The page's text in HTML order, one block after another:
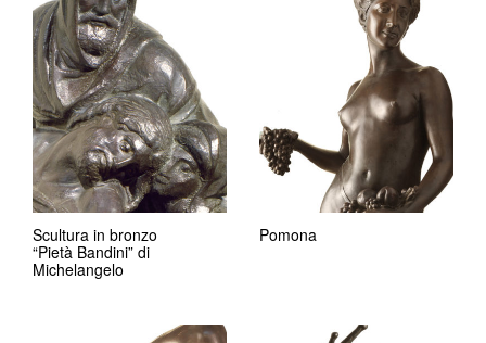
Scultura in bronzo
“Pietà Bandini” di
Michelangelo
Pomona